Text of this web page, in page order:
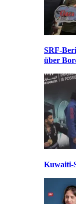
SRF-
über
Kuwaiti-